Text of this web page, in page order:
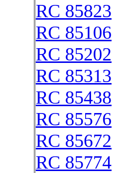
RC 85823
RC 85106
RC 85202
RC 85313
RC 85438
RC 85576
RC 85672
RC 85774